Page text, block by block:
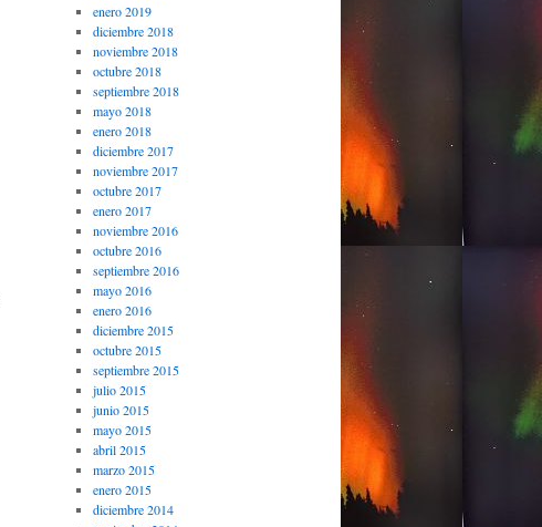
enero 2019
diciembre 2018
noviembre 2018
octubre 2018
septiembre 2018
mayo 2018
enero 2018
diciembre 2017
noviembre 2017
octubre 2017
enero 2017
noviembre 2016
octubre 2016
septiembre 2016
mayo 2016
enero 2016
diciembre 2015
octubre 2015
septiembre 2015
julio 2015
junio 2015
mayo 2015
abril 2015
marzo 2015
enero 2015
diciembre 2014